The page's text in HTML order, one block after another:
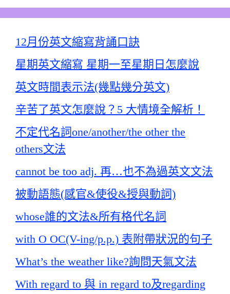
12月份英文縮寫背誦口訣
星期英文縮寫 星期一至星期日怎麼說
英文時間表示法(幾點幾分英文)
辛苦了英文怎麼說？5 大情境全解析！
不定代名詞one/another/the other the
others文法
cannot be too adj. 再…也不為過英文文法
被動語態(感官&使役&授與動詞)
whose誰的文法&所有格代名詞
with O OC(V-ing/p.p.) 表附帶狀況的句子
What’s the weather like?詢問天氣文法
With regard to 與 in regard to及regarding